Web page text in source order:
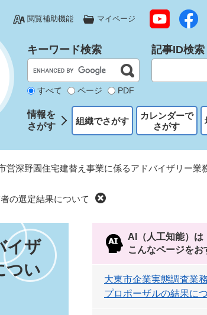
閲覧補助機能 マイページ
キーワード検索
すべて ページ PDF
記事ID検索
情報を
さがす
組織でさがす
カレンダーで
さがす
営深野園住宅建替え事業に係るアドバイザリー業
の選定結果について
イザ
つい
AI（人工知能）は
こんなページをお
大東市企業実態調査業
プロポーザルの結果に